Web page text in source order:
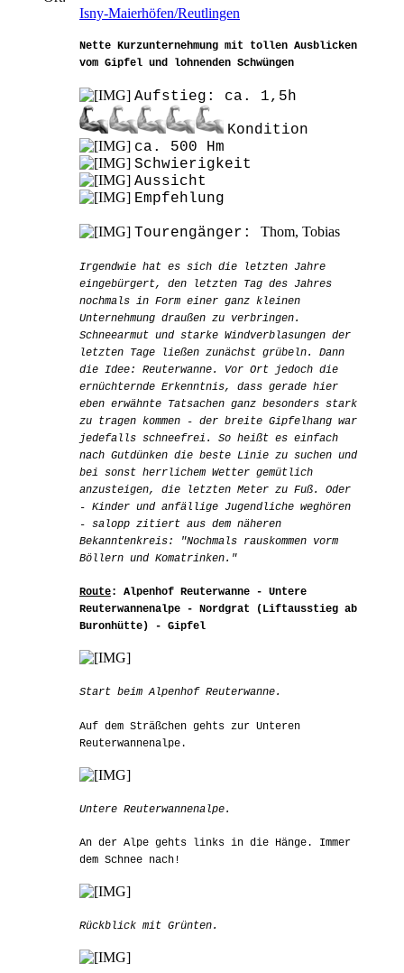
Isny-Maierhöfen/Reutlingen
Nette Kurzunternehmung mit tollen Ausblicken
vom Gipfel und lohnenden Schwüngen
Aufstieg: ca. 1,5h
Kondition
ca. 500 Hm
Schwierigkeit
Aussicht
Empfehlung
Tourengänger: Thom, Tobias
Irgendwie hat es sich die letzten Jahre
eingebürgert, den letzten Tag des Jahres
nochmals in Form einer ganz kleinen
Unternehmung draußen zu verbringen.
Schneearmut und starke Windverblasungen der
letzten Tage ließen zunächst grübeln. Dann
die Idee: Reuterwanne. Vor Ort jedoch die
ernüchternde Erkenntnis, dass gerade hier
eben erwähnte Tatsachen ganz besonders stark
zu tragen kommen - der breite Gipfelhang war
jedefalls schneefrei. So heißt es einfach
nach Gutdünken die beste Linie zu suchen und
bei sonst herrlichem Wetter gemütlich
anzusteigen, die letzten Meter zu Fuß. Oder
- Kinder und anfällige Jugendliche weghören
- salopp zitiert aus dem näheren
Bekanntenkreis: "Nochmals rauskommen vorm
Böllern und Komatrinken."
Route: Alpenhof Reuterwanne - Untere
Reuterwannenalpe - Nordgrat (Liftausstieg ab
Buronhütte) - Gipfel
Start beim Alpenhof Reuterwanne.
Auf dem Sträßchen gehts zur Unteren
Reuterwannenalpe.
Untere Reuterwannenalpe.
An der Alpe gehts links in die Hänge. Immer
dem Schnee nach!
Rückblick mit Grünten.